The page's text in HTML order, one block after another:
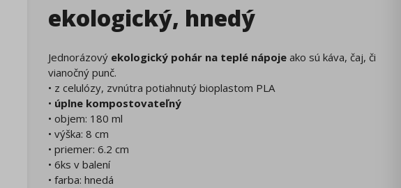
ekologický, hnedý
Jednorázový ekologický pohár na teplé nápoje ako sú káva, čaj, či
vianočný punč.
• z celulózy, zvnútra potiahnutý bioplastom PLA
• úplne kompostovateľný
• objem: 180 ml
• výška: 8 cm
• priemer: 6.2 cm
• 6ks v balení
• farba: hnedá